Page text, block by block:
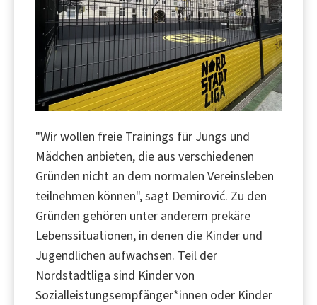
"Wir wollen freie Trainings für Jungs und
Mädchen anbieten, die aus verschiedenen
Gründen nicht an dem normalen Vereinsleben
teilnehmen können", sagt Demirović. Zu den
Gründen gehören unter anderem prekäre
Lebenssituationen, in denen die Kinder und
Jugendlichen aufwachsen. Teil der
Nordstadtliga sind Kinder von
Sozialleistungsempfänger*innen oder Kinder